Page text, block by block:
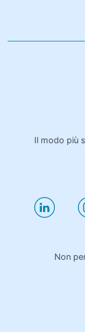
Il modo più
Non